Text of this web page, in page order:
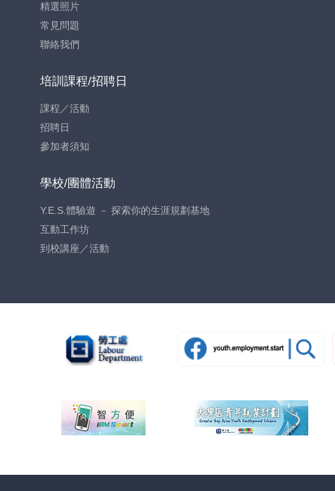
精選照片
常見問題
聯絡我們
培訓課程/招聘日
課程／活動
招聘日
參加者須知
學校/團體活動
Y.E.S.體驗遊 － 探索你的生涯規劃基地
互動工作坊
到校講座／活動